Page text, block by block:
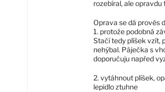
rozebíral, ale opravdu
Oprava se dá provés
1. protože podobná
Stačí tedy plíšek vzít,
nehýbal. Páječka s
doporučuju napřed
2. vytáhnout plíšek,
lepidlo ztuhne